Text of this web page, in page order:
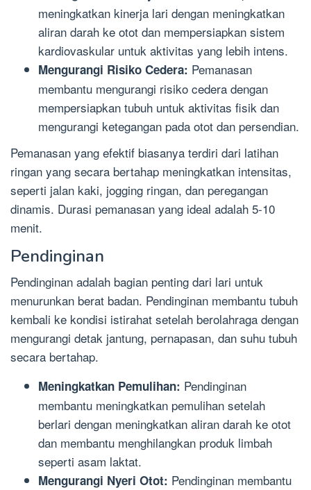
meningkatkan kinerja lari dengan meningkatkan
aliran darah ke otot dan mempersiapkan sistem
kardiovaskular untuk aktivitas yang lebih intens.
Mengurangi Risiko Cedera: Pemanasan
membantu mengurangi risiko cedera dengan
mempersiapkan tubuh untuk aktivitas fisik dan
mengurangi ketegangan pada otot dan persendian.
Pemanasan yang efektif biasanya terdiri dari latihan
ringan yang secara bertahap meningkatkan intensitas,
seperti jalan kaki, jogging ringan, dan peregangan
dinamis. Durasi pemanasan yang ideal adalah 5-10
menit.
Pendinginan
Pendinginan adalah bagian penting dari lari untuk
menurunkan berat badan. Pendinginan membantu tubuh
kembali ke kondisi istirahat setelah berolahraga dengan
mengurangi detak jantung, pernapasan, dan suhu tubuh
secara bertahap.
Meningkatkan Pemulihan: Pendinginan
membantu meningkatkan pemulihan setelah
berlari dengan meningkatkan aliran darah ke otot
dan membantu menghilangkan produk limbah
seperti asam laktat.
Mengurangi Nyeri Otot: Pendinginan membantu